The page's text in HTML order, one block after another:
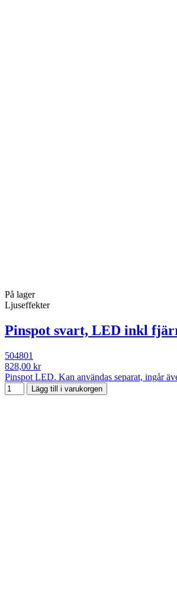
På lager
Ljuseffekter
Pinspot svart, LED inkl
504801
828,00 kr
Pinspot LED. Kan användas separat, ingår
Lägg till i varukorgen